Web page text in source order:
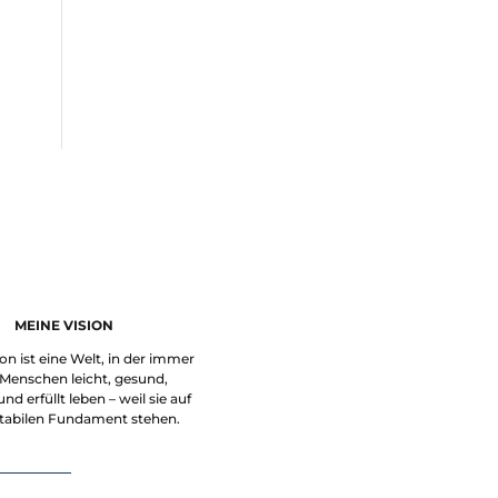
MEINE VISION
ist eine Welt, in der immer
leicht, gesund,
erfüllt leben – weil sie auf
Fundament stehen.